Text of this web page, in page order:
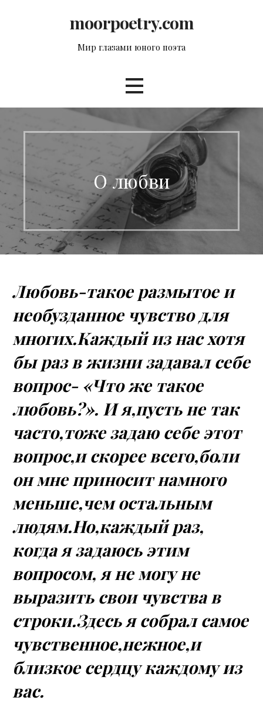
moorpoetry.com
Мир глазами юного поэта
О любви
Любовь-такое размытое и
необузданное чувство для
многих.Каждый из нас хотя
бы раз в жизни задавал себе
вопрос- «Что же такое
любовь?». И я,пусть не так
часто,тоже задаю себе этот
вопрос,и скорее всего,боли
он мне приносит намного
меньше,чем остальным
людям.Но,каждый раз,
когда я задаюсь этим
вопросом, я не могу не
выразить свои чувства в
строки.Здесь я собрал самое
чувственное,нежное,и
близкое сердцу каждому из
вас.